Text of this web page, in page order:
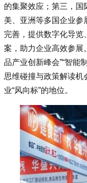
的集聚效应；第三，国
美、亚洲等多国企业参
完善，提供数字化导
案，助力企业高效参展
品产业创新峰会”“智能
思维碰撞与政策解读机
业“风向标”的地位。